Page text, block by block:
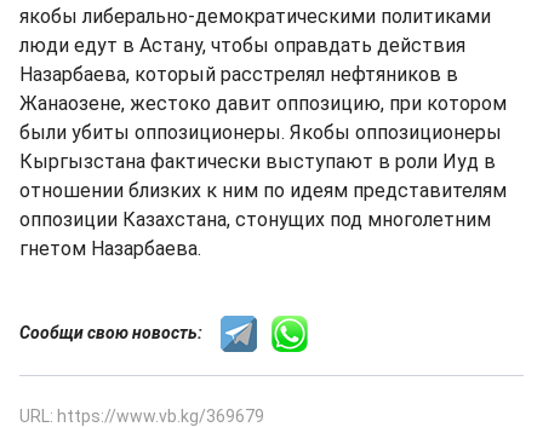
якобы либерально-демократическими политиками
люди едут в Астану, чтобы оправдать действия
Назарбаева, который расстрелял нефтяников в
Жанаозене, жестоко давит оппозицию, при котором
были убиты оппозиционеры. Якобы оппозиционеры
Кыргызстана фактически выступают в роли Иуд в
отношении близких к ним по идеям представителям
оппозиции Казахстана, стонущих под многолетним
гнетом Назарбаева.
Сообщи свою новость:
URL: https://www.vb.kg/369679